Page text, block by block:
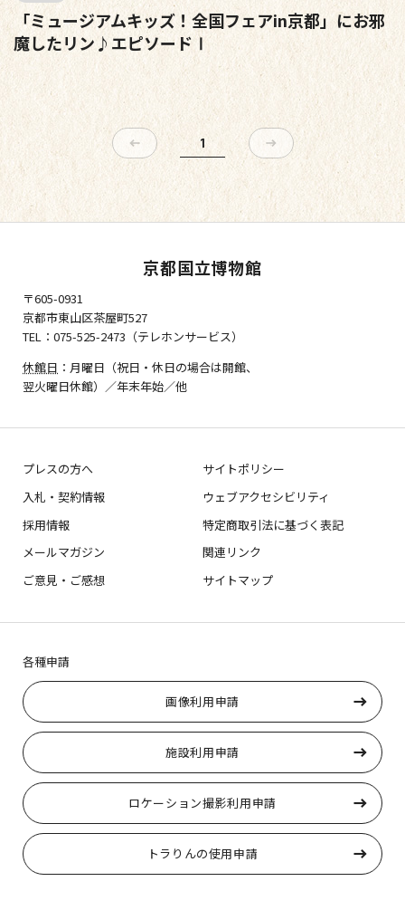
「ミュージアムキッズ！全国フェアin京都」にお邪
魔したリン♪エピソードⅠ
1
京都国立博物館
〒605-0931
京都市東山区茶屋町527
TEL：075-525-2473（テレホンサービス）
休館日 ：月曜日（祝日・休日の場合は開館、
翌火曜日休館）／年末年始／他
プレスの方へ
サイトポリシー
入札・契約情報
ウェブアクセシビリティ
採用情報
特定商取引法に基づく表記
メールマガジン
関連リンク
ご意見・ご感想
サイトマップ
各種申請
画像利用申請
施設利用申請
ロケーション撮影利用申請
トラりんの使用申請